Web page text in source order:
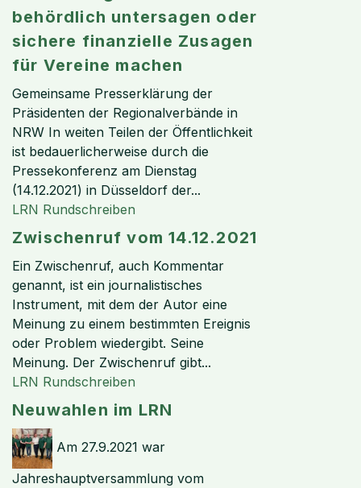
behördlich untersagen oder
sichere finanzielle Zusagen
für Vereine machen
Gemeinsame Presserklärung der
Präsidenten der Regionalverbände in
NRW In weiten Teilen der Öffentlichkeit
ist bedauerlicherweise durch die
Pressekonferenz am Dienstag
(14.12.2021) in Düsseldorf der...
LRN Rundschreiben
Zwischenruf vom 14.12.2021
Ein Zwischenruf, auch Kommentar
genannt, ist ein journalistisches
Instrument, mit dem der Autor eine
Meinung zu einem bestimmten Ereignis
oder Problem wiedergibt. Seine
Meinung. Der Zwischenruf gibt...
LRN Rundschreiben
Neuwahlen im LRN
Am 27.9.2021 war
Jahreshauptversammlung vom